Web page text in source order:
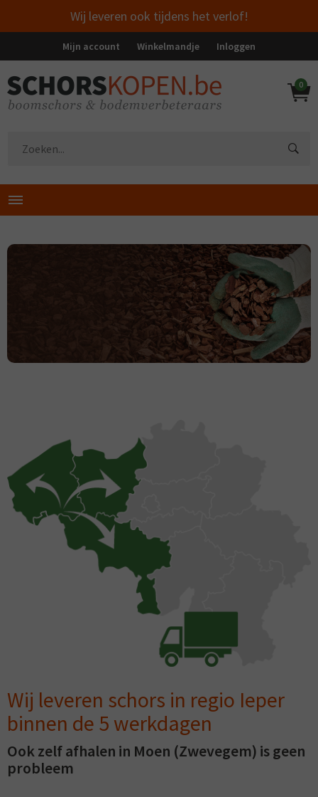
Wij leveren ook tijdens het verlof!
Mijn account Winkelmandje Inloggen
0
Wij leveren schors in regio Ieper
binnen de 5 werkdagen
Ook zelf afhalen in Moen (Zwevegem) is geen
probleem